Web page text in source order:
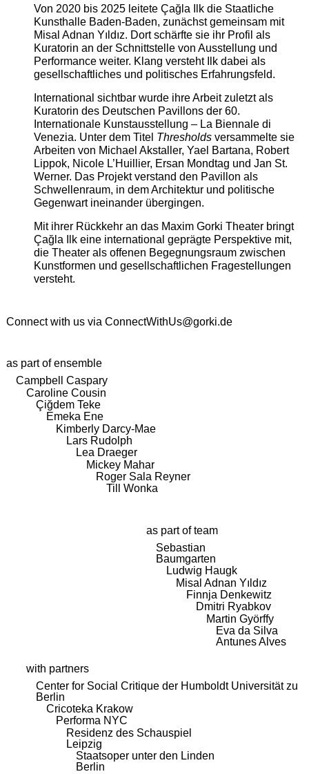
Von 2020 bis 2025 leitete Çağla Ilk die Staatliche
Kunsthalle Baden-Baden, zunächst gemeinsam mit
Misal Adnan Yıldız. Dort schärfte sie ihr Profil als
Kuratorin an der Schnittstelle von Ausstellung und
Performance weiter. Klang versteht Ilk dabei als
gesellschaftliches und politisches Erfahrungsfeld.
International sichtbar wurde ihre Arbeit zuletzt als
Kuratorin des Deutschen Pavillons der 60.
Internationale Kunstausstellung – La Biennale di
Venezia. Unter dem Titel Thresholdsversammelte sie
Arbeiten von Michael Akstaller, Yael Bartana, Robert
Lippok, Nicole L’Huillier, Ersan Mondtag und Jan St.
Werner. Das Projekt verstand den Pavillon als
Schwellenraum, in dem Architektur und politische
Gegenwart ineinander übergingen.
Mit ihrer Rückkehr an das Maxim Gorki Theater bringt
Çağla Ilk eine international geprägte Perspektive mit,
die Theater als offenen Begegnungsraum zwischen
Kunstformen und gesellschaftlichen Fragestellungen
versteht.
Connect with us via ConnectWithUs@gorki.de
as part of ensemble
Campbell Caspary
Caroline Cousin
Çiğdem Teke
Emeka Ene
Kimberly Darcy-Mae
Lars Rudolph
Lea Draeger
Mickey Mahar
Roger Sala Reyner
Till Wonka
as part of team
Sebastian
Baumgarten
Ludwig Haugk
Misal Adnan Yıldız
Finnja Denkewitz
Dmitri Ryabkov
Martin Györffy
Eva da Silva
Antunes Alves
with partners
Center for Social Critique der Humboldt Universität zu
Berlin
Cricoteka Krakow
Performa NYC
Residenz des Schauspiel
Leipzig
Staatsoper unter den Linden
Berlin